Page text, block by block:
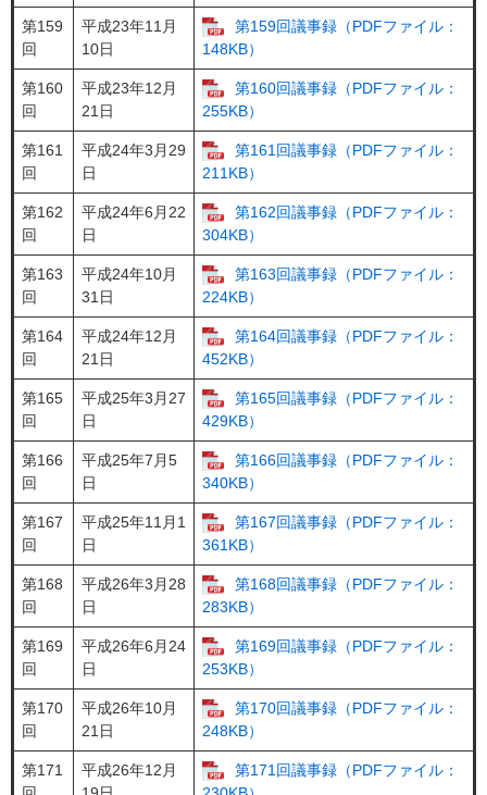
第159
回
平成23年11月
10日
第159回議事録（PDFファイル：
148KB）
第160
回
平成23年12月
21日
第160回議事録（PDFファイル：
255KB）
第161
回
平成24年3月29
日
第161回議事録（PDFファイル：
211KB）
第162
回
平成24年6月22
日
第162回議事録（PDFファイル：
304KB）
第163
回
平成24年10月
31日
第163回議事録（PDFファイル：
224KB）
第164
回
平成24年12月
21日
第164回議事録（PDFファイル：
452KB）
第165
回
平成25年3月27
日
第165回議事録（PDFファイル：
429KB）
第166
回
平成25年7月5
日
第166回議事録（PDFファイル：
340KB）
第167
回
平成25年11月1
日
第167回議事録（PDFファイル：
361KB）
第168
回
平成26年3月28
日
第168回議事録（PDFファイル：
283KB）
第169
回
平成26年6月24
日
第169回議事録（PDFファイル：
253KB）
第170
回
平成26年10月
21日
第170回議事録（PDFファイル：
248KB）
第171
平成26年12月
第171回議事録（PDFファイル：